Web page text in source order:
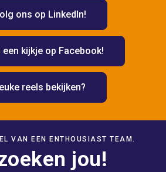
ons op LinkedIn!
een kijkje op Facebook!
reels bekijken?
VAN EEN ENTHOUSIAST TEAM.
jou!